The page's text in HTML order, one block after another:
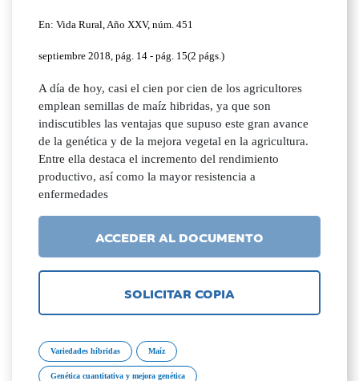
En: Vida Rural, Año XXV, núm. 451
septiembre 2018, pág. 14 - pág. 15(2 págs.)
A día de hoy, casi el cien por cien de los agricultores
emplean semillas de maíz hibridas, ya que son
indiscutibles las ventajas que supuso este gran avance
de la genética y de la mejora vegetal en la agricultura.
Entre ella destaca el incremento del rendimiento
productivo, así como la mayor resistencia a
enfermedades
ACCEDER AL DOCUMENTO
SOLICITAR COPIA
Variedades híbridas Maíz
Genética cuantitativa y mejora genética